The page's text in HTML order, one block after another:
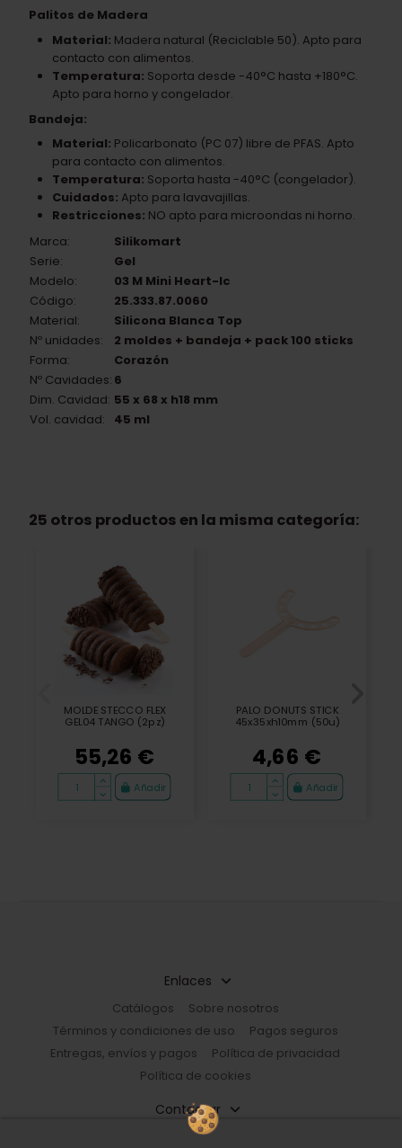
Palitos de Madera
Material: Madera natural (Reciclable 50). Apto para
contacto con alimentos.
Temperatura: Soporta desde -40°C hasta +180°C.
Apto para horno y congelador.
Bandeja:
Material: Policarbonato (PC 07) libre de PFAS. Apto
para contacto con alimentos.
Temperatura: Soporta hasta -40°C (congelador).
Cuidados: Apto para lavavajillas.
Restricciones: NO apto para microondas ni horno.
Marca:
Silikomart
Serie:
Gel
Modelo:
03 M Mini Heart-Ic
Código:
25.333.87.0060
Material:
Silicona Blanca Top
Nº unidades:
2 moldes + bandeja + pack 100 sticks
Forma:
Corazón
Nº Cavidades: 6
Dim. Cavidad: 55 x 68 x h18 mm
Vol. cavidad:
45 ml
25 otros productos en la misma categoría:
MOLDE STECCO FLEX
GEL04 TANGO (2pz)
55,26 €
Añadir
PALO DONUTS STICK
45x35xh10mm (50u)
4,66 €
Añadir
Enlaces
Catálogos
Sobre nosotros
Términos y condiciones de uso
Pagos seguros
Entregas, envíos y pagos
Política de privacidad
Política de cookies
Contactar
Restorhome